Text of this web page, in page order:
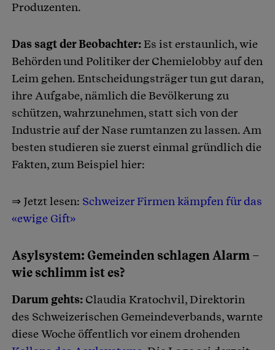
Produzenten.
Das sagt der Beobachter:Es ist erstaunlich, wie
Behörden und Politiker der Chemielobby auf den
Leim gehen. Entscheidungsträger tun gut daran,
ihre Aufgabe, nämlich die Bevölkerung zu
schützen, wahrzunehmen, statt sich von der
Industrie auf der Nase rumtanzen zu lassen. Am
besten studieren sie zuerst einmal gründlich die
Fakten, zum Beispiel hier:
⇒ Jetzt lesen: Schweizer Firmen kämpfen für das
«ewige Gift»
Asylsystem: Gemeinden schlagen Alarm –
wie schlimm ist es?
Darum gehts: Claudia Kratochvil, Direktorin
des Schweizerischen Gemeindeverbands, warnte
diese Woche öffentlich vor einem drohenden